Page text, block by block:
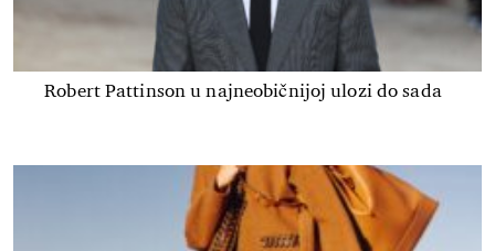
Robert Pattinson u najneobičnijoj ulozi do sada